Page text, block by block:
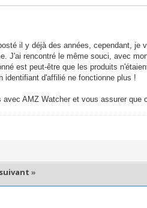
il y déjà des années, cependant, je
J'ai rencontré le même souci, avec
est peut-être que les produits
identifiant d'affilié ne fonctionne plus !
avec AMZ Watcher et vous assurer
»